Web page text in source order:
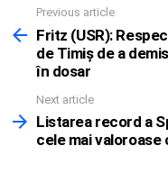
more
Previous article
Fritz (USR):
de Timiș de a
în dosar
Next article
Listarea record a
cele mai valoroase